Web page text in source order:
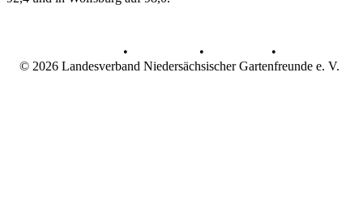
• •
•
© 2026 Landesverband Niedersächsischer Gartenfreunde e. V.